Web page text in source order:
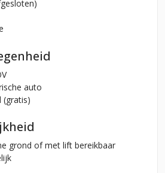
auto
(gratis)
grond of met lift bereikbaar